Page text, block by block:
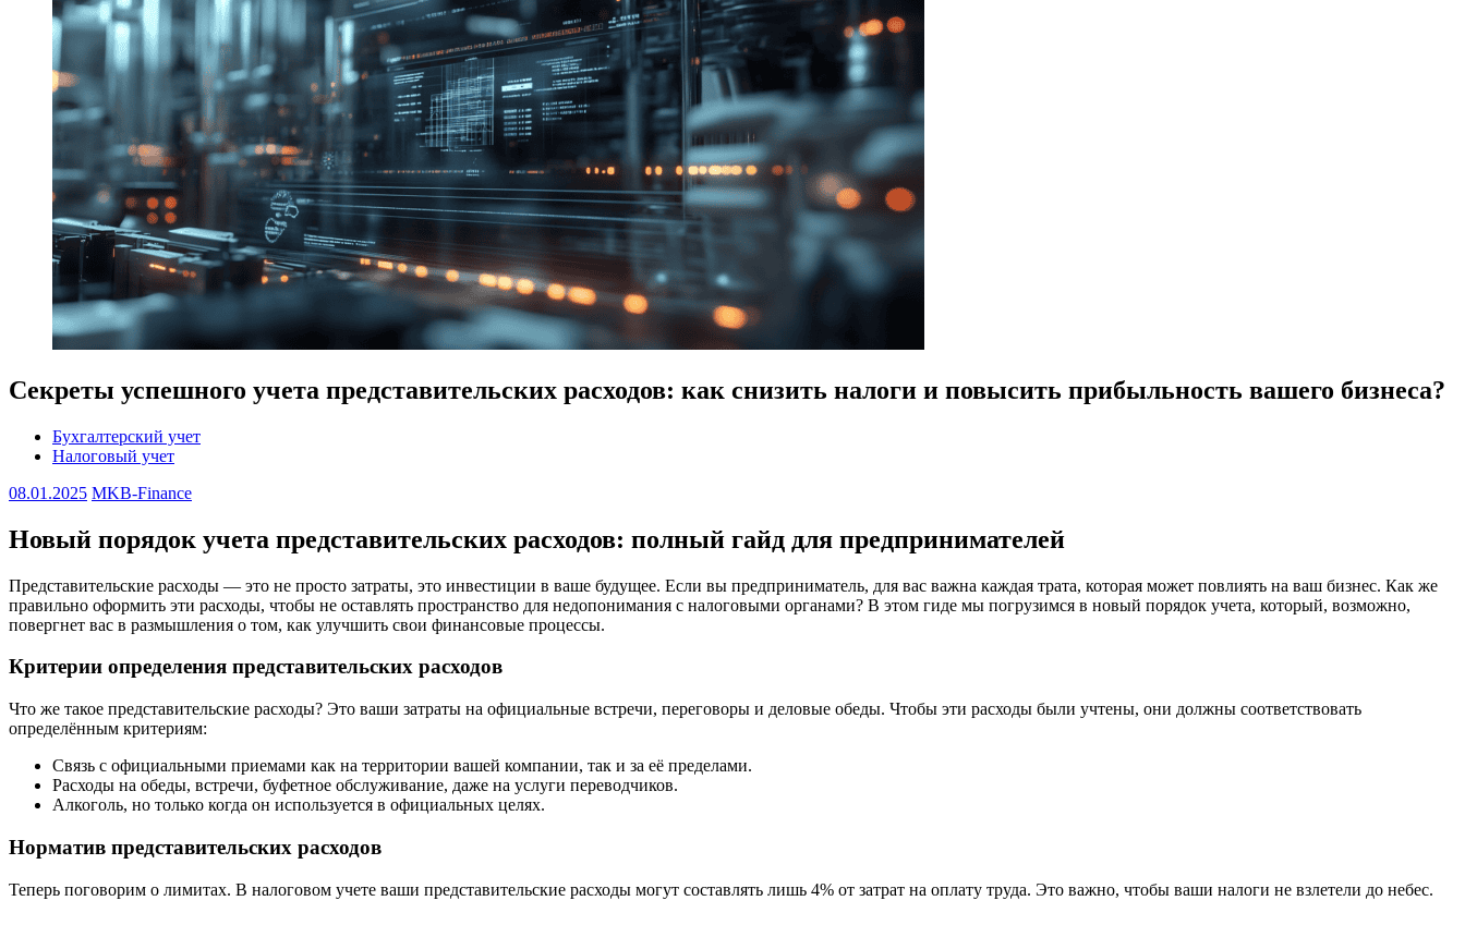
Секреты успешного учета представительских расходов: как снизить налоги и повысить прибыльность вашего бизнеса?
Бухгалтерский учет
Налоговый учет
08.01.2025 MKB-Finance
Новый порядок учета представительских расходов: полный гайд для предпринимателей
Представительские расходы — это не просто затраты, это инвестиции в ваше будущее. Если вы предприниматель, для вас важна каждая трата, которая может повлиять на ваш бизнес. Как же
правильно оформить эти расходы, чтобы не оставлять пространство для недопонимания с налоговыми органами? В этом гиде мы погрузимся в новый порядок учета, который, возможно,
повергнет вас в размышления о том, как улучшить свои финансовые процессы.
Критерии определения представительских расходов
Что же такое представительские расходы? Это ваши затраты на официальные встречи, переговоры и деловые обеды. Чтобы эти расходы были учтены, они должны соответствовать
определённым критериям:
Связь с официальными приемами как на территории вашей компании, так и за её пределами.
Расходы на обеды, встречи, буфетное обслуживание, даже на услуги переводчиков.
Алкоголь, но только когда он используется в официальных целях.
Норматив представительских расходов
Теперь поговорим о лимитах. В налоговом учете ваши представительские расходы могут составлять лишь 4% от затрат на оплату труда. Это важно, чтобы ваши налоги не взлетели до небес.